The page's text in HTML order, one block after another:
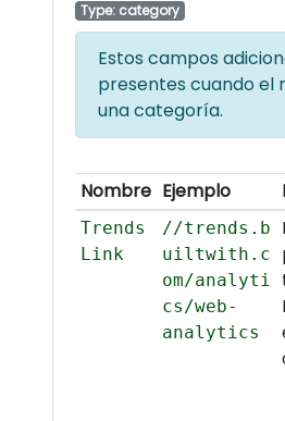
Type: category
Estos campos
presentes cuando el
una categoría.
Nombre Ejemplo
Trends
Link
//trends.b
uiltwith.c
om/analyti
cs/web-
analytics